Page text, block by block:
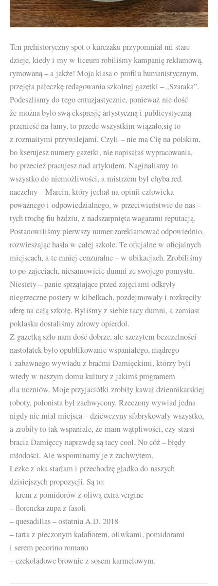
Ten prehistoryczny spot o kurczaku przypomniał mi stare
dzieje, kiedy i my w liceum robiliśmy kampanię reklamową,
rymowaną – a jakże! Moja klasa o profilu humanistycznym,
przejęła pałeczkę redagowania szkolnej gazetki – „Szaraka”.
Podeszlismy do tego entuzjastycznie, ponieważ nie dość
że można było swą ekspresję artystyczną i publicystyczną
przenieść na łamy, to przede wszystkim wiązało,się to
z rozmaitymi przywilejami. Czyli – nie ma Cię na polskim,
bo kserujesz numery gazetki, nie napisałaś wypracowania,
bo przecież pracujesz nad artykułem. Naginalismy to
wszystko do niemożliwości, a mistrzem był chyba red.
naczelny – Marcin, który jechał na opinii człowieka
poważnego i odpowiedzialnego, w przeciwieństwie do nas –
tych trochę fiu bździu, z nadszarpnięta wagarami reputacją.
Postanowiliśmy pierwszy numer zareklamować odpowiednio,
rozwieszając hasła w całej szkole. Te oficjalne w oficjalnych
miejscach, a te mniej cenzuralne – w ubikacjach. Zrobiliśmy
to po zajeciach, niesamowicie dumni ze swojego pomysłu.
Niestety – panie sprzątające przed zajęciami odkryły
niegrzeczne postery w kibelkach, pozdejmowały i rozkręciły
aferę na całą szkołę. Byliśmy z siebie tacy dumni, a zamiast
poklasku dostaliśmy zdrowy opierdol.
Z gazetką szło nam dość dobrze, ale szczytem bezczelności
nastolatek było opublikowanie wspanialego, mądrego
i zabawnego wywiadu z braćmi Damięckimi, którzy byli
wtedy w naszym domu kultury z jakimś programem
dla uczniów. Moje przyjaciółki zrobiły kawał dziennikarskiej
roboty, polonista był zachwycony. Rzeczony wywiad jedna
nigdy nie miał miejsca – dziewczyny sfabrykowały wszystko,
a zrobiły to tak wspaniale, że mam wątpliwości, czy starsi
bracia Damięccy naprawdę są tacy cool. No cóż – błędy
młodości. Ale wspominamy je z zachwytem.
Łezke z oka starłam i przechodzę gładko do naszych
dzisiejszych propozycji. Są to:
– krem z pomidorów z oliwą extra vergine
– florencka zupa z fasoli
– quesadillas – ostatnia A.D. 2018
– tarta z pieczonym kalafiorem, oliwkami, pomidorami
i serem pecorino romano
– czekoladowe brownie z sosem karmelowym.